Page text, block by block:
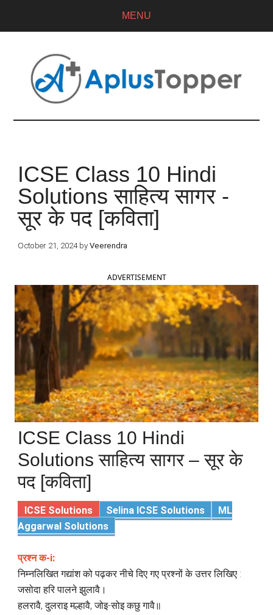
MENU
ICSE Class 10 Hindi
Solutions साहित्य सागर -
सूर के पद [कविता]
October 21, 2024 byVeerendra
ADVERTISEMENT
ICSE Class 10 Hindi
Solutions साहित्य सागर – सूर के
पद [कविता]
ICSE Solutions Selina ICSE Solutions
ML
Aggarwal Solutions
प्रश्न क-i:
निम्नलिखित गद्यांश को पढ़कर नीचे दिए गए प्रश्नों के उत्तर लिखिए :
जसोदा हरि पालने झुलावै।
हलरावै, दुलराइ मल्हावै, जोइ-सोइ कछु गावै॥